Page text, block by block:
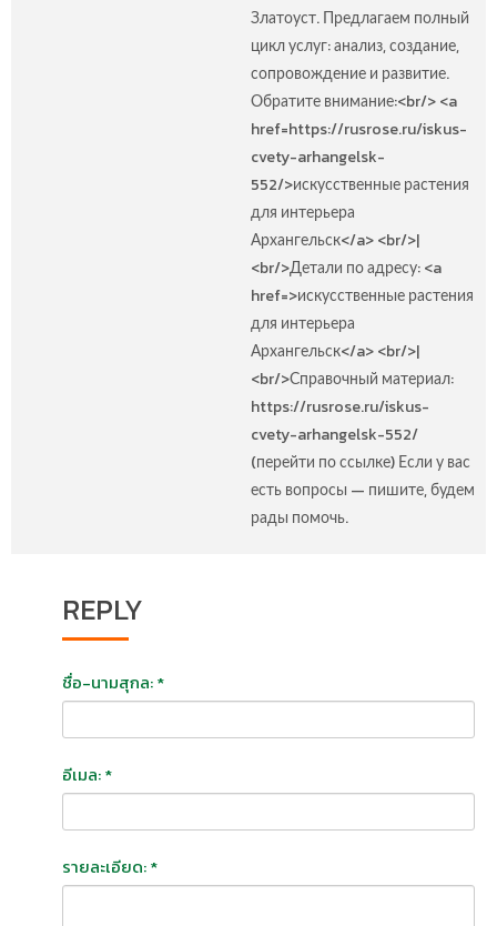
Златоуст. Предлагаем полный
цикл услуг: анализ, создание,
сопровождение и развитие.
Обратите внимание:<br/> <a
href=https://rusrose.ru/iskus-
cvety-arhangelsk-
552/>искусственные растения
для интерьера
Архангельск</a> <br/>|
<br/>Детали по адресу: <a
href=>искусственные растения
для интерьера
Архангельск</a> <br/>|
<br/>Справочный материал:
https://rusrose.ru/iskus-
cvety-arhangelsk-552/
(перейти по ссылке) Если у вас
есть вопросы — пишите, будем
рады помочь.
REPLY
ชื่อ-นามสุกล: *
อีเมล: *
รายละเอียด: *